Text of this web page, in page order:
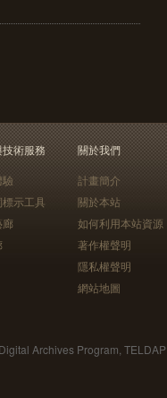
技術服務
示工具
廊
關於我們
計畫簡介
關於本站
如何利用本站資源
著作權聲明
隱私權聲明
網站地圖
Archives Program, TELDAP